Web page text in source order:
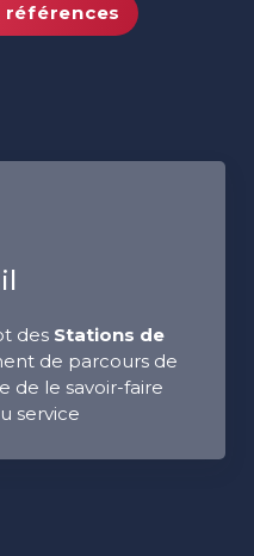
références
des Stations de
de parcours de
de le savoir-faire
service